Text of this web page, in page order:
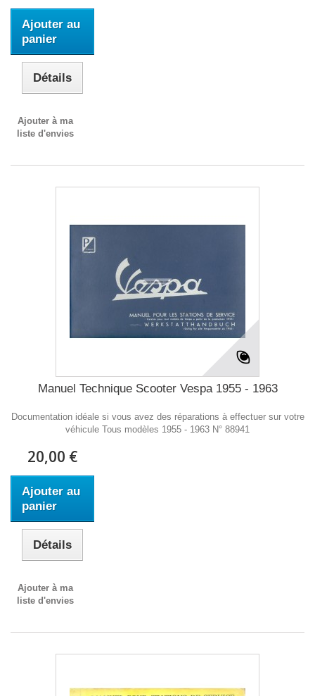
Ajouter au
panier
Détails
Ajouter à ma
liste d'envies
Manuel Technique Scooter Vespa 1955 - 1963
Documentation idéale si vous avez des réparations à effectuer sur votre
véhicule Tous modèles 1955 - 1963 N° 88941
20,00 €
Ajouter au
panier
Détails
Ajouter à ma
liste d'envies